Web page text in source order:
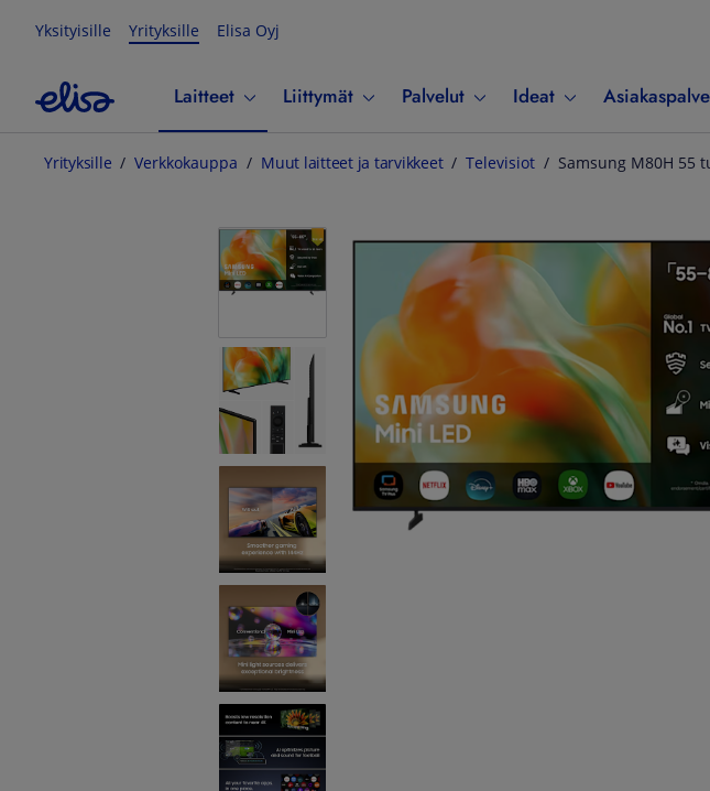
Yksityisille Yrityksille Elisa Oyj
Laitteet Liittymät Palvelut Ideat
Yrityksille Verkkokauppa Muut laitteet ja tarvikkeet Televisiot Samsung M80H 55